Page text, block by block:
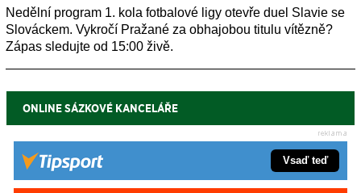
Nedělní program 1. kola fotbalové ligy otevře duel Slavie se
Slováckem. Vykročí Pražané za obhajobou titulu vítězně?
Zápas sledujte od 15:00 živě.
ONLINE SÁZKOVÉ KANCELÁŘE
Vsaď teď